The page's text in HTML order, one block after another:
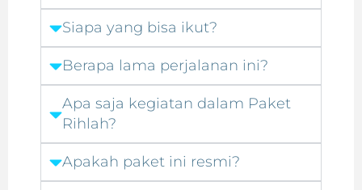
Siapa yang bisa ikut?
Berapa lama perjalanan ini?
Apa saja kegiatan dalam Paket
Rihlah?
Apakah paket ini resmi?